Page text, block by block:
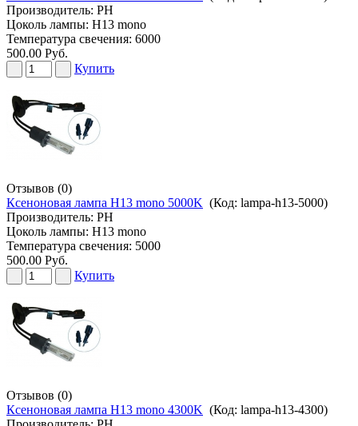
Производитель: PH
Цоколь лампы: H13 mono
Температура свечения: 6000
500.00 Руб.
Купить
Отзывов (0)
Ксеноновая лампа H13 mono 5000K (Код: lampa-h13-5000)
Производитель: PH
Цоколь лампы: H13 mono
Температура свечения: 5000
500.00 Руб.
Купить
Отзывов (0)
Ксеноновая лампа H13 mono 4300K (Код: lampa-h13-4300)